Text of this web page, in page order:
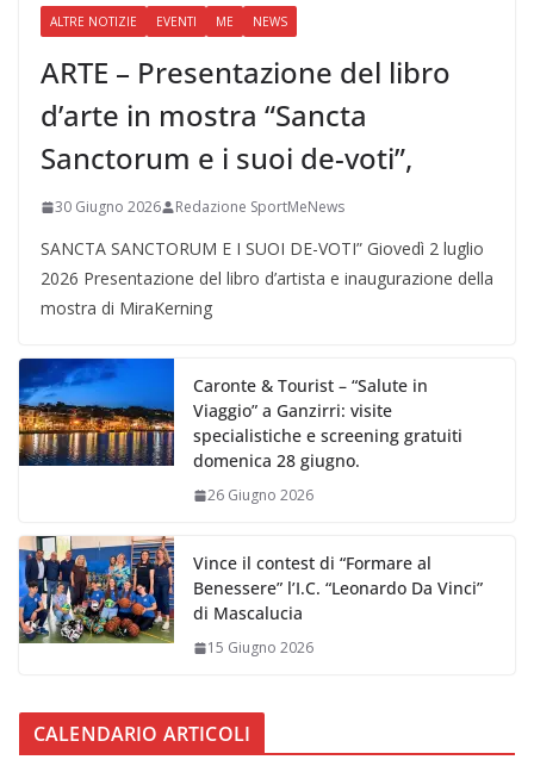
ALTRE NOTIZIE EVENTI ME NEWS
ARTE – Presentazione del libro
d’arte in mostra “Sancta
Sanctorum e i suoi de-voti”,
30 Giugno 2026 Redazione SportMeNews
SANCTA SANCTORUM E I SUOI DE-VOTI” Giovedì 2 luglio
2026 Presentazione del libro d’artista e inaugurazione della
mostra di MiraKerning
Caronte & Tourist – “Salute in
Viaggio” a Ganzirri: visite
specialistiche e screening gratuiti
domenica 28 giugno.
26 Giugno 2026
Vince il contest di “Formare al
Benessere” l’I.C. “Leonardo Da Vinci”
di Mascalucia
15 Giugno 2026
CALENDARIO ARTICOLI